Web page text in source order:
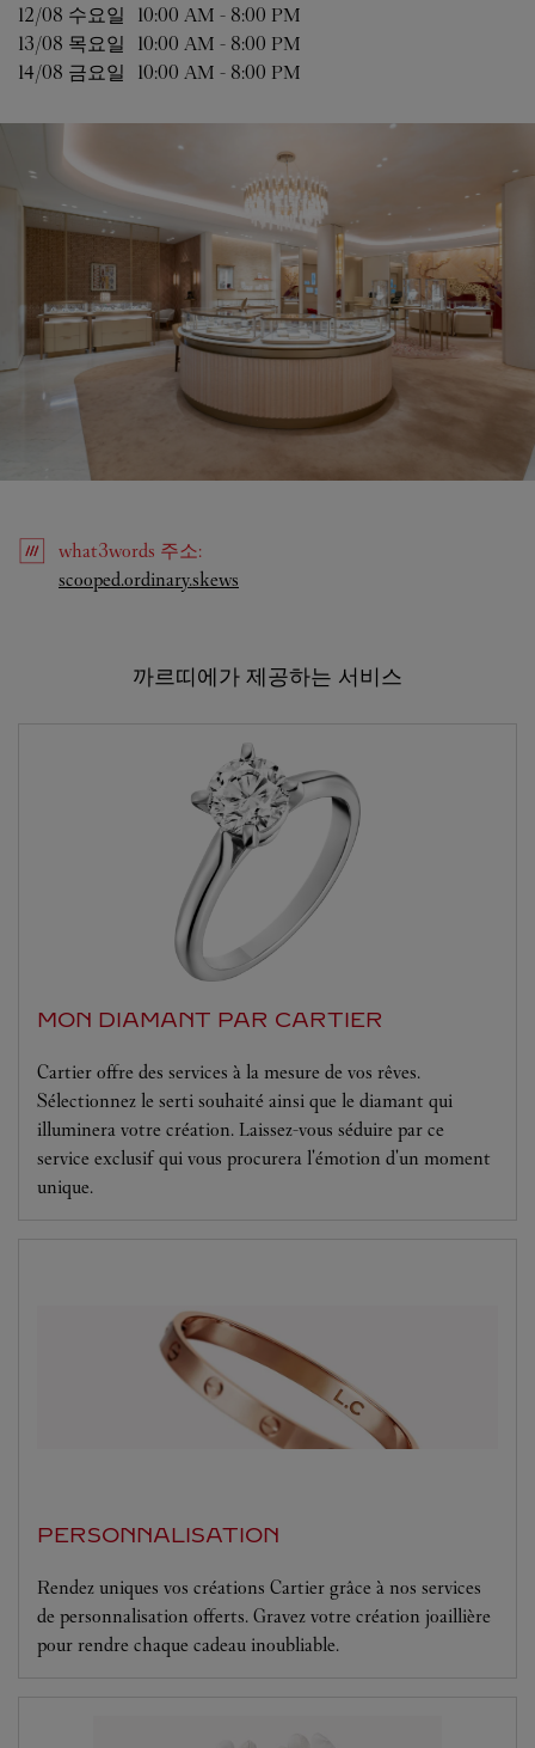
12/08 수요일 10:00 AM - 8:00 PM
13/08 목요일 10:00 AM - 8:00 PM
14/08 금요일 10:00 AM - 8:00 PM
what3words 주소:
scooped.ordinary.skews
까르띠에가 제공하는 서비스
MON DIAMANT PAR CARTIER
Cartier offre des services à la mesure de vos rêves.
Sélectionnez le serti souhaité ainsi que le diamant qui
illuminera votre création. Laissez-vous séduire par ce
service exclusif qui vous procurera l'émotion d'un moment
unique.
PERSONNALISATION
Rendez uniques vos créations Cartier grâce à nos services
de personnalisation offerts. Gravez votre création joaillière
pour rendre chaque cadeau inoubliable.